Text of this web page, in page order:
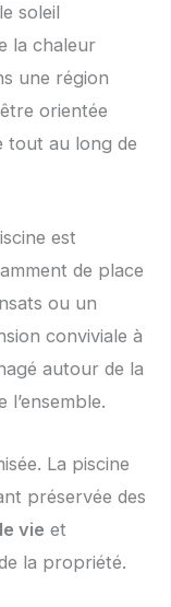
soleil
la chaleur
une région
orientée
tout au long de
est
de place
ou un
conviviale à
autour de la
l’ensemble.
La piscine
préservée des
vie et
la propriété.